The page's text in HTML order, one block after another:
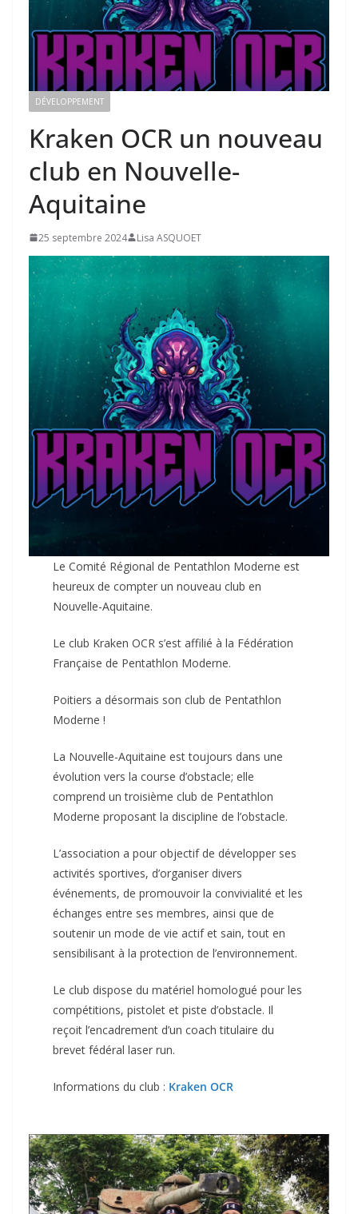
DÉVELOPPEMENT
Kraken OCR un nouveau
club en Nouvelle-
Aquitaine
25 septembre 2024 Lisa ASQUOET
Le Comité Régional de Pentathlon Moderne est
heureux de compter un nouveau club en
Nouvelle-Aquitaine.
Le club Kraken OCR s’est affilié à la Fédération
Française de Pentathlon Moderne.
Poitiers a désormais son club de Pentathlon
Moderne !
La Nouvelle-Aquitaine est toujours dans une
évolution vers la course d’obstacle; elle
comprend un troisième club de Pentathlon
Moderne proposant la discipline de l’obstacle.
L’association a pour objectif de développer ses
activités sportives, d’organiser divers
événements, de promouvoir la convivialité et les
échanges entre ses membres, ainsi que de
soutenir un mode de vie actif et sain, tout en
sensibilisant à la protection de l’environnement.
Le club dispose du matériel homologué pour les
compétitions, pistolet et piste d’obstacle. Il
reçoit l’encadrement d’un coach titulaire du
brevet fédéral laser run.
Informations du club : Kraken OCR